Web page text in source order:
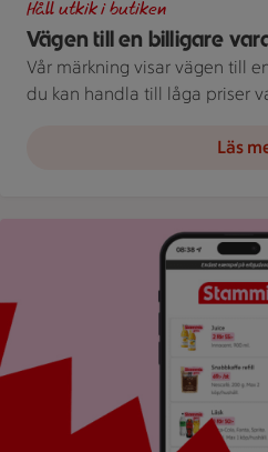
Vägen till en billigare
Håll utkik i butiken
Vår märkning visar vägen till
du kan handla till låga priser
Läs
Bild på mobil som visar ICA